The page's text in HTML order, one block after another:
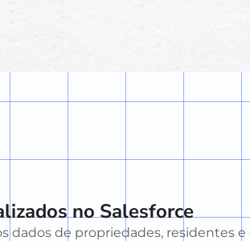
no Salesforce
dados de propriedades, residentes e